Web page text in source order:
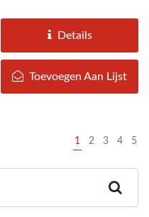
Details
Toevoegen Aan Lijst
1 2 3 4 5